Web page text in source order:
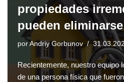
propiedades
pueden eliminarse
porAndriy Gorbunov
Recientemente, nuestro equipo
de una persona física que